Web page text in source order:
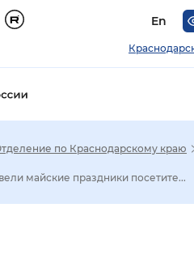
En
отображения
по Краснодарскому краю
майские праздники посетите...